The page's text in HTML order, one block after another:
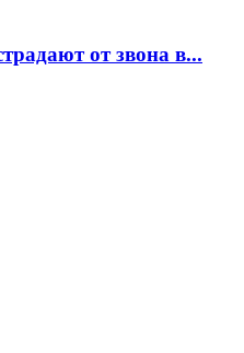
от звона в...